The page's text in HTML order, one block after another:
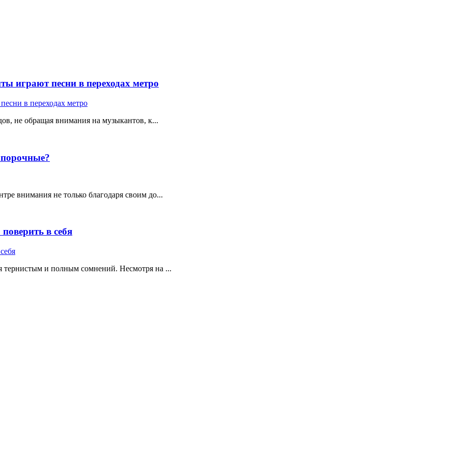
играют песни в переходах метро
не обращая внимания на музыкантов, к...
внимания не только благодаря своим до...
в себя
тернистым и полным сомнений. Несмотря на ...